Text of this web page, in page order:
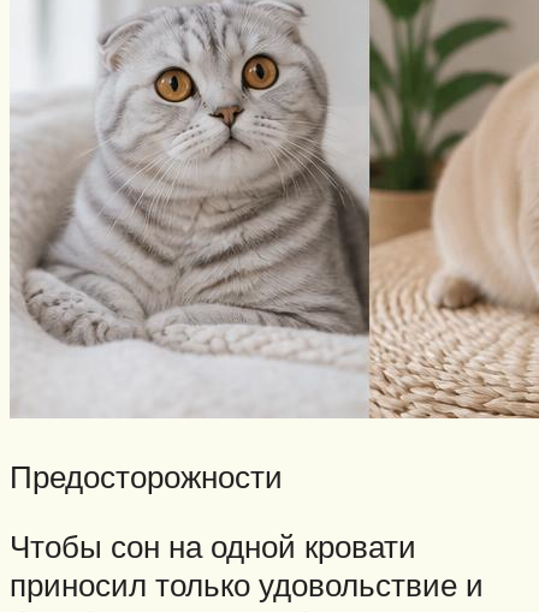
Предосторожности
Чтобы сон на одной кровати
приносил только удовольствие и